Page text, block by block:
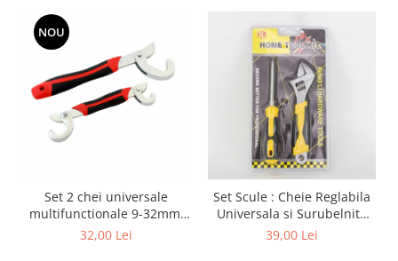
NOU
Set 2 chei universale
multifunctionale 9-32mm,
AVX-AG476A
32,00 Lei
Set Scule : Cheie Reglabila
Universala si Surubelnita
stea si dreapta
39,00 Lei